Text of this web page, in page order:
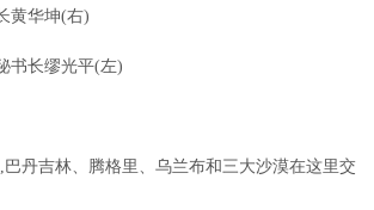
黄华坤(右)
书长缪光平(左)
丹吉林、腾格里、乌兰布和三大沙漠在这里交